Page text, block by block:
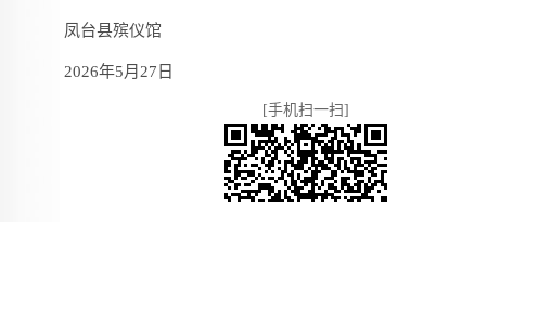
凤台县殡仪馆
2026年5月27日
[手机扫一扫]